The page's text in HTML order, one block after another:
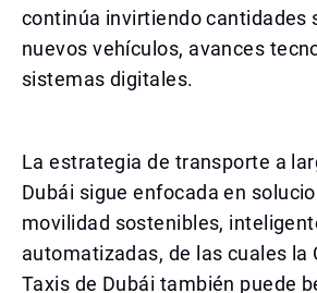
continúa invirtiendo cantidades
nuevos vehículos, avances
sistemas digitales.
La estrategia de transporte a
Dubái sigue enfocada en
movilidad sostenibles,
automatizadas, de las cuales la
Taxis de Dubái también puede